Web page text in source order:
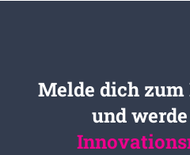
Melde dich
und